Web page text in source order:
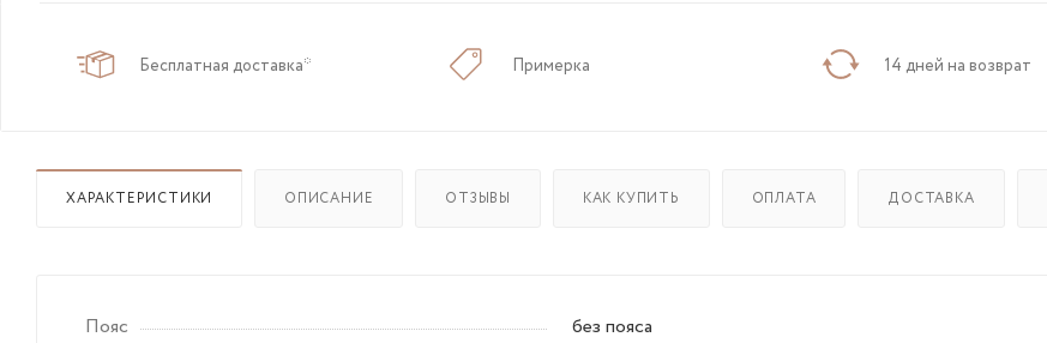
Бесплатная доставка* Примерка 14 дней на возврат
ХАРАКТЕРИСТИКИ ОПИСАНИЕ ОТЗЫВЫ КАК КУПИТЬ ОПЛАТА ДОСТАВКА
Пояс
без пояса